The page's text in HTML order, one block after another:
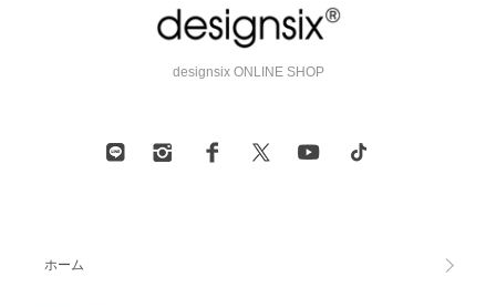
designsix ONLINE SHOP
ホーム